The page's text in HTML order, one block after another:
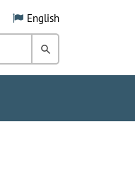
English
Rechercher
dans
Grand